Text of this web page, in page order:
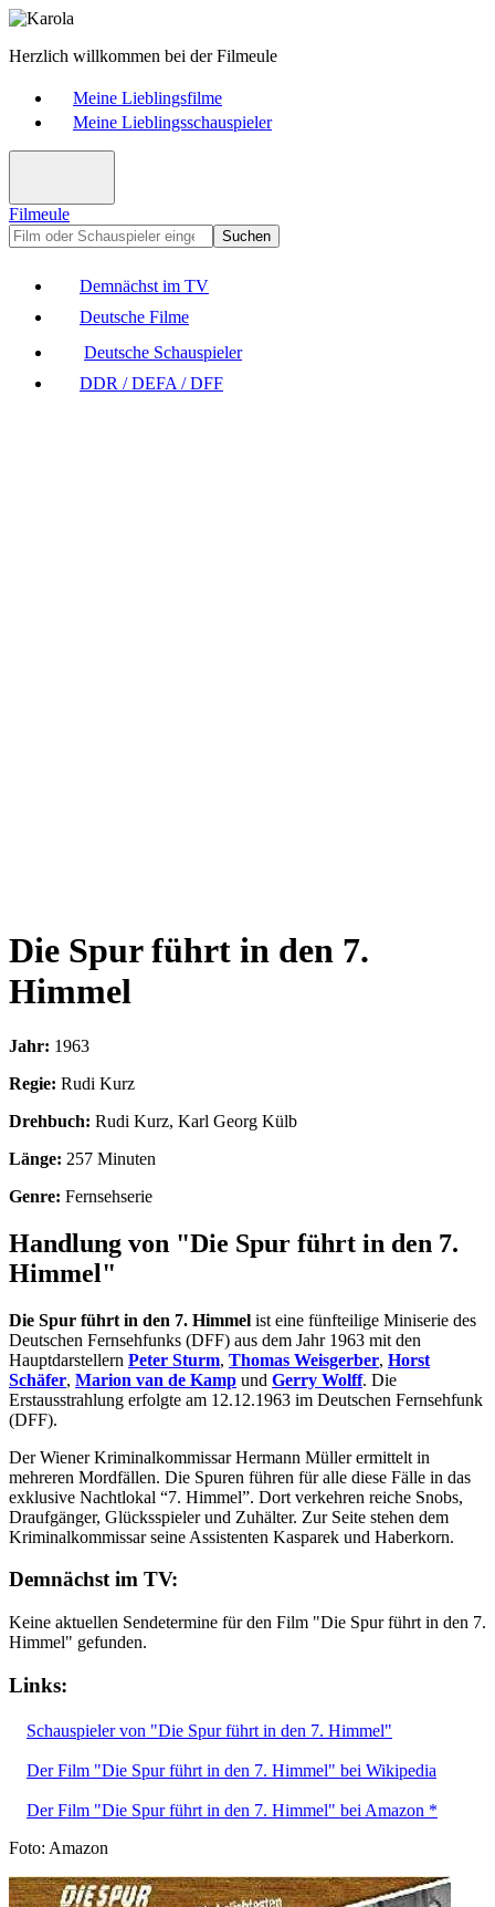
Herzlich willkommen bei der Filmeule
Meine Lieblingsfilme
Meine Lieblingsschauspieler
Filmeule
Suchen
Demnächst im TV
Deutsche Filme
Deutsche Schauspieler
DDR / DEFA / DFF
Die Spur führt in den 7.
Himmel
Jahr: 1963
Regie: Rudi Kurz
Drehbuch: Rudi Kurz, Karl Georg Külb
Länge: 257 Minuten
Genre: Fernsehserie
Handlung von "Die Spur führt in den 7.
Himmel"
Die Spur führt in den 7. Himmel ist eine fünfteilige Miniserie des
Deutschen Fernsehfunks (DFF) aus dem Jahr 1963 mit den
Hauptdarstellern Peter Sturm, Thomas Weisgerber, Horst
Schäfer, Marion van de Kamp und Gerry Wolff. Die
Erstausstrahlung erfolgte am 12.12.1963 im Deutschen Fernsehfunk
(DFF).
Der Wiener Kriminalkommissar Hermann Müller ermittelt in
mehreren Mordfällen. Die Spuren führen für alle diese Fälle in das
exklusive Nachtlokal “7. Himmel”. Dort verkehren reiche Snobs,
Draufgänger, Glücksspieler und Zuhälter. Zur Seite stehen dem
Kriminalkommissar seine Assistenten Kasparek und Haberkorn.
Demnächst im TV:
Keine aktuellen Sendetermine für den Film "Die Spur führt in den 7.
Himmel" gefunden.
Links:
Schauspieler von "Die Spur führt in den 7. Himmel"
Der Film "Die Spur führt in den 7. Himmel" bei Wikipedia
Der Film "Die Spur führt in den 7. Himmel" bei Amazon *
Foto: Amazon